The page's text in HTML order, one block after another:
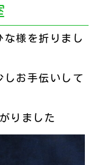
様を折りまし
しお手伝いして
りました